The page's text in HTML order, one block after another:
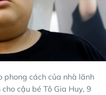
phong cách của nhà lãnh
cậu bé Tô Gia Huy, 9